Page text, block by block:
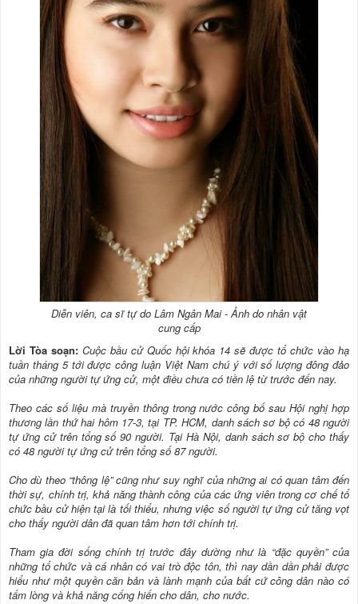
Diễn viên, ca sĩ tự do Lâm Ngân Mai - Ảnh do nhân vật
cung cấp
Lời Tòa soạn: Cuộc bầu cử Quốc hội khóa 14 sẽ được tổ chức vào hạ
tuần tháng 5 tới được công luận Việt Nam chú ý với số lượng đông đảo
của những người tự ứng cử, một điều chưa có tiền lệ từ trước đến nay.
Theo các số liệu mà truyền thông trong nước công bố sau Hội nghị hợp
thương lần thứ hai hôm 17-3, tại TP. HCM, danh sách sơ bộ có 48 người
tự ứng cử trên tổng số 90 người. Tại Hà Nội, danh sách sơ bộ cho thấy
có 48 người tự ứng cử trên tổng số 87 người.
Cho dù theo “thông lệ” cũng như suy nghĩ của những ai có quan tâm đến
thời sự, chính trị, khả năng thành công của các ứng viên trong cơ chế tổ
chức bầu cử hiện tại là tối thiểu, nhưng việc số người tự ứng cử tăng vọt
cho thấy người dân đã quan tâm hơn tới chính trị.
Tham gia đời sống chính trị trước đây dường như là “đặc quyền” của
những tổ chức và cá nhân có vai trò độc tôn, thì nay dần dần phải được
hiểu như một quyền căn bản và lành mạnh của bất cứ công dân nào có
tấm lòng và khả năng cống hiến cho dân, cho nước.